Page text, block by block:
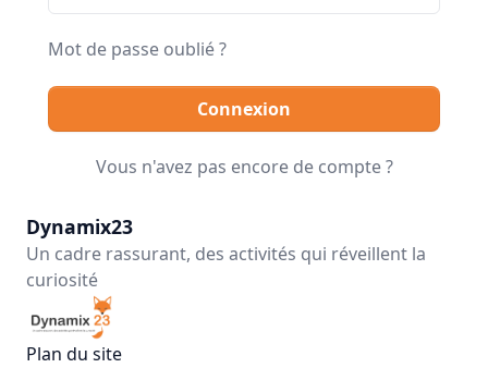
Mot de passe oublié ?
Connexion
Vous n'avez pas encore de compte ?
Dynamix23
Un cadre rassurant, des activités qui réveillent la
curiosité
Plan du site